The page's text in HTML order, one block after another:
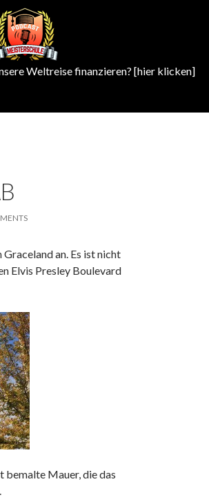
Weltreise finanzieren? [hier klicken]
an. Es ist nicht
Elvis Presley Boulevard
bemalte Mauer, die das